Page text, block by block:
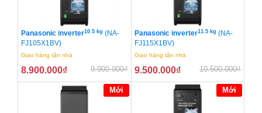
Panasonic inverter10.5 kg (NA-
FJ105X1BV)
Giao hàng tận nhà
8.900.000₫ 9.900.000₫
Panasonic inverter11.5 kg (NA-
FJ115X1BV)
Giao hàng tận nhà
9.500.000₫ 10.500.000₫
Mới Mới